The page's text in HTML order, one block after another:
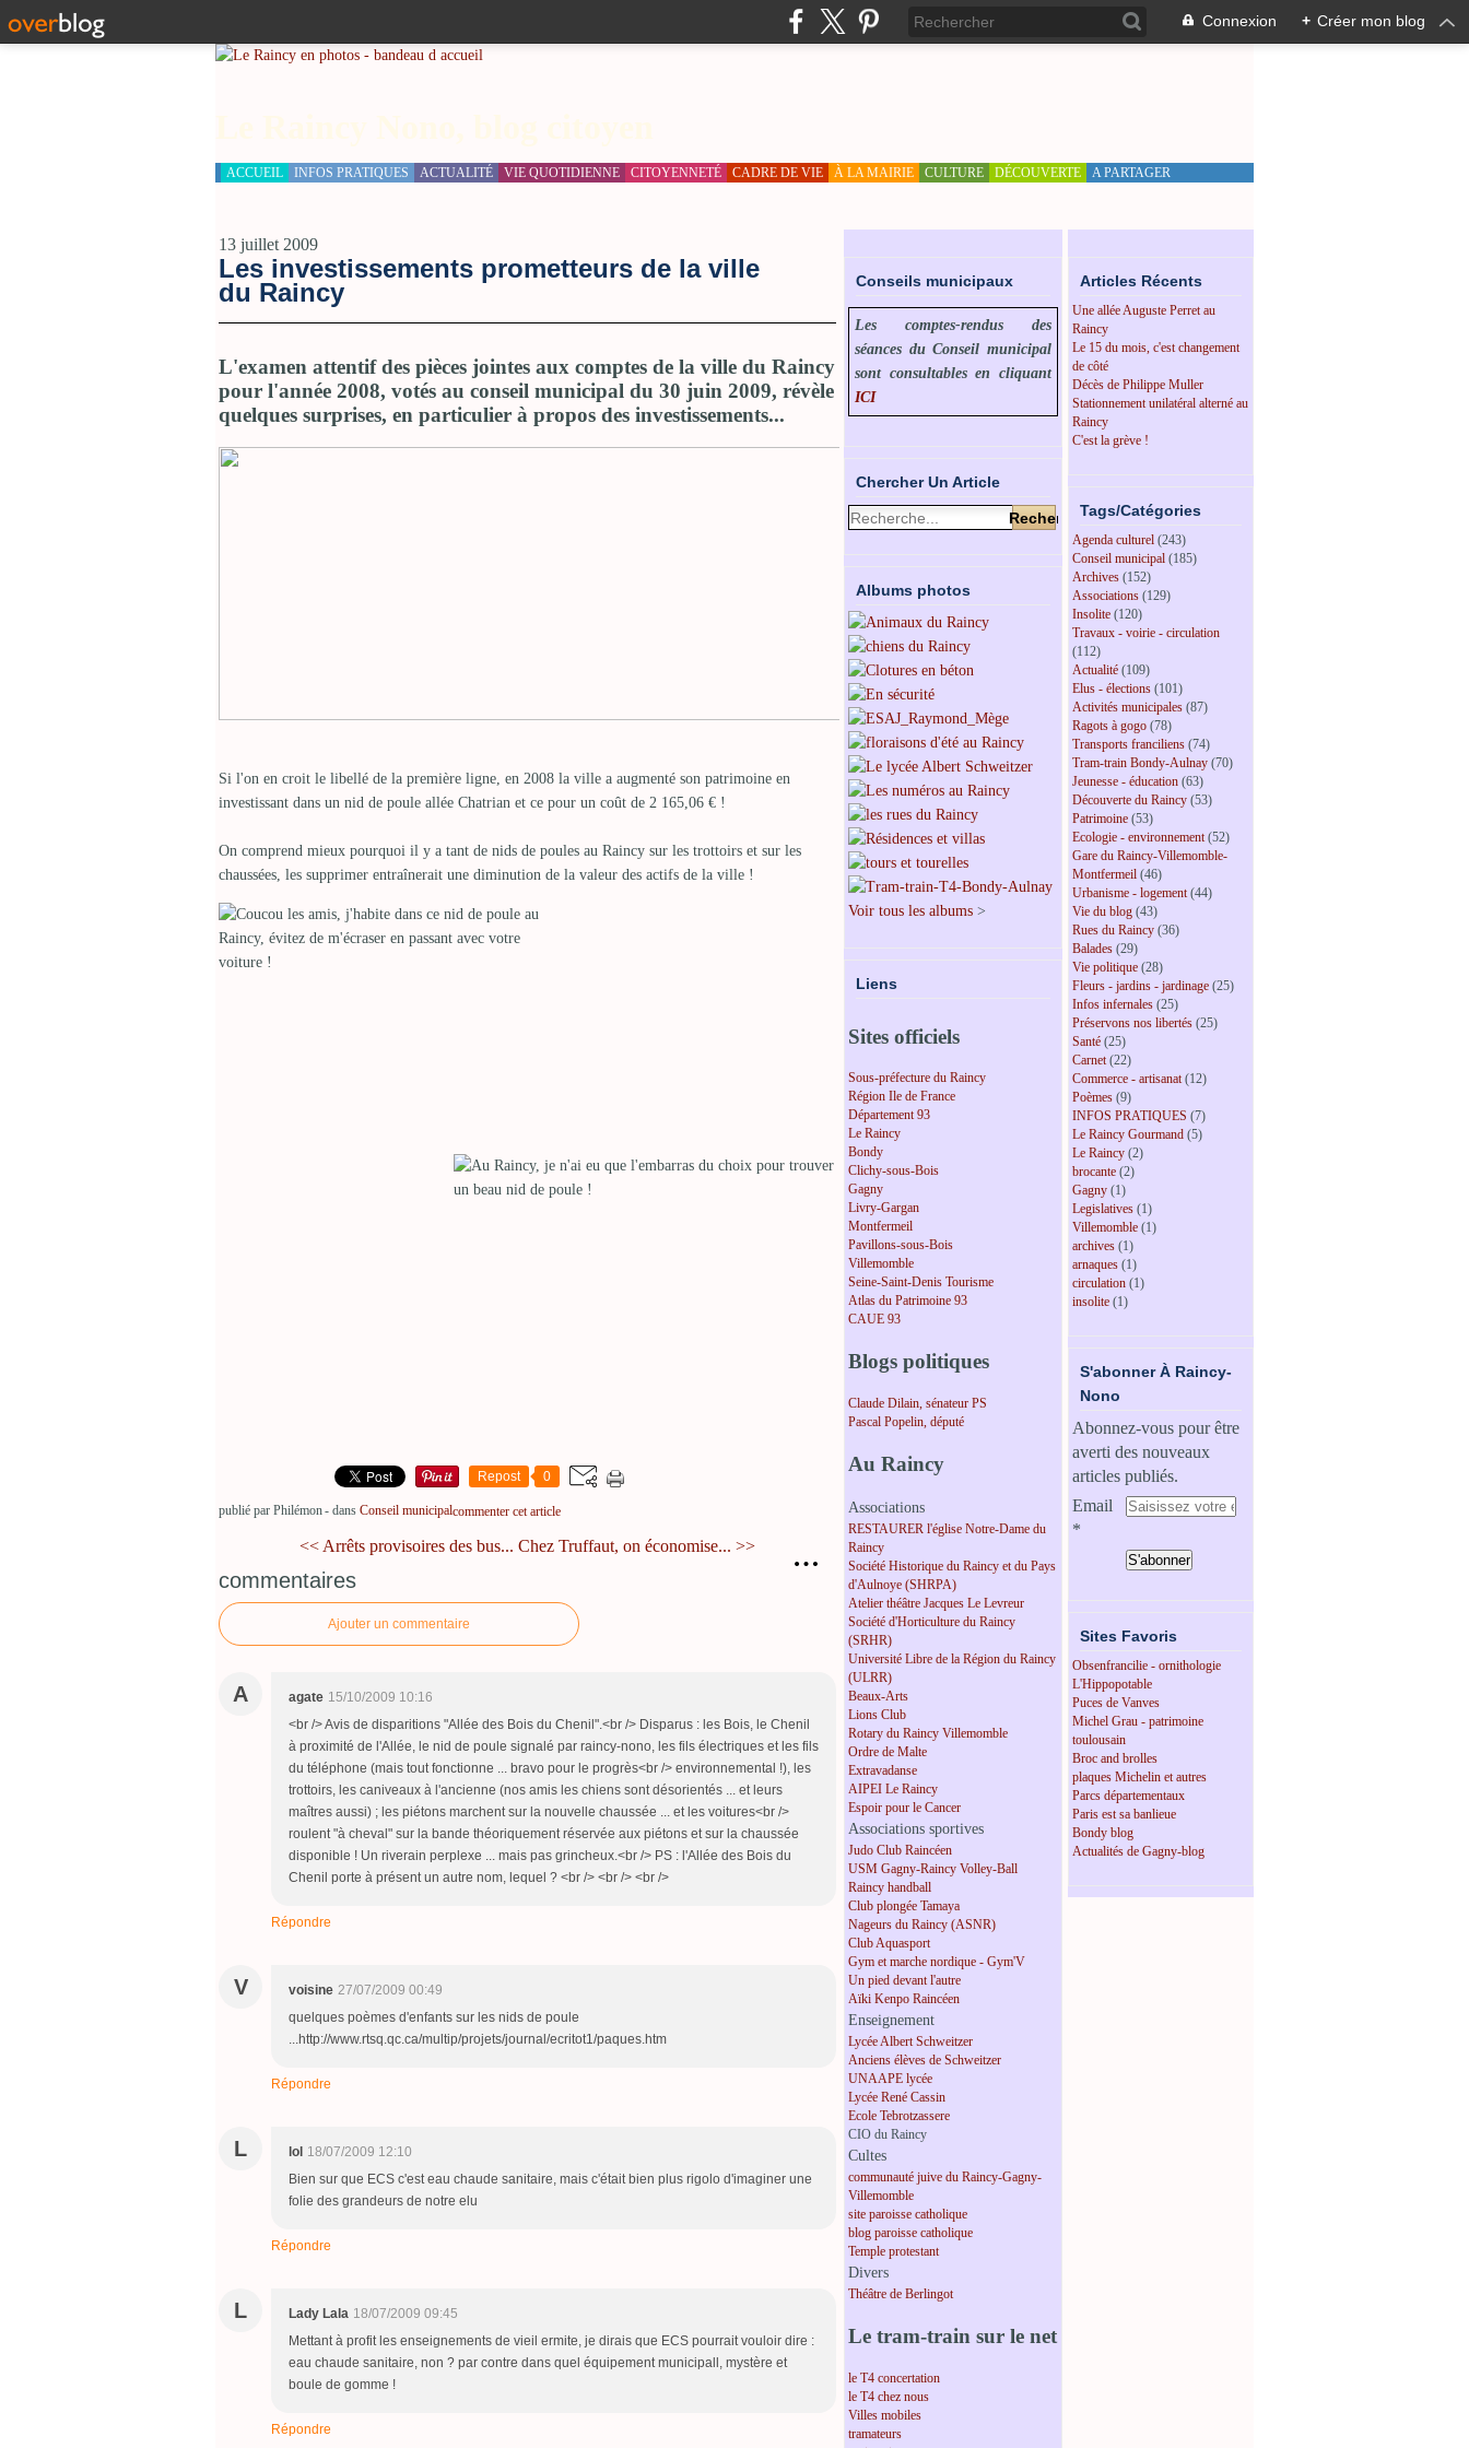
Connexion + Créer mon blog
ACCUEIL INFOS PRATIQUES ACTUALITÉ VIE QUOTIDIENNE CITOYENNETÉ CADRE DE VIE À LA MAIRIE CULTURE DÉCOUVERTE A PARTAGER
13 juillet 2009
Les investissements prometteurs de la ville
du Raincy
L'examen attentif des pièces jointes aux comptes de la ville du Raincy
pour l'année 2008, votés au conseil municipal du 30 juin 2009, révèle
quelques surprises, en particulier à propos des investissements...
Si l'on en croit le libellé de la première ligne, en 2008 la ville a augmenté son patrimoine en
investissant dans un nid de poule allée Chatrian et ce pour un coût de 2 165,06 € !
On comprend mieux pourquoi il y a tant de nids de poules au Raincy sur les trottoirs et sur les
chaussées, les supprimer entraînerait une diminution de la valeur des actifs de la ville !
Repost 0
publié par Philémon- dans Conseil municipalcommenter cet article
…
<< Arrêts provisoires des bus... Chez Truffaut, on économise... >>
commentaires
Ajouter un commentaire
A agate 15/10/2009 10:16
<br /> Avis de disparitions "Allée des Bois du Chenil".<br /> Disparus : les Bois, le Chenil
à proximité de l'Allée, le nid de poule signalé par raincy-nono, les fils électriques et les fils
du téléphone (mais tout fonctionne ... bravo pour le progrès<br /> environnemental !), les
trottoirs, les caniveaux à l'ancienne (nos amis les chiens sont désorientés ... et leurs
maîtres aussi) ; les piétons marchent sur la nouvelle chaussée ... et les voitures<br />
roulent "à cheval" sur la bande théoriquement réservée aux piétons et sur la chaussée
disponible ! Un riverain perplexe ... mais pas grincheux.<br /> PS : l'Allée des Bois du
Chenil porte à présent un autre nom, lequel ? <br /> <br /> <br />
Répondre
V voisine 27/07/2009 00:49
quelques poèmes d'enfants sur les nids de poule
...http://www.rtsq.qc.ca/multip/projets/journal/ecritot1/paques.htm
Répondre
L lol 18/07/2009 12:10
Bien sur que ECS c'est eau chaude sanitaire, mais c'était bien plus rigolo d'imaginer une
folie des grandeurs de notre elu
Répondre
L Lady Lala 18/07/2009 09:45
Mettant à profit les enseignements de vieil ermite, je dirais que ECS pourrait vouloir dire :
eau chaude sanitaire, non ? par contre dans quel équipement municipall, mystère et
boule de gomme !
Répondre
Conseils municipaux
Les comptes-rendus des
séances du Conseil municipal
sont consultables en cliquant
ICI
Chercher Un Article
Albums photos
Voir tous les albums >
Liens
Sites officiels
Sous-préfecture du Raincy
Région Ile de France
Département 93
Le Raincy
Bondy
Clichy-sous-Bois
Gagny
Livry-Gargan
Montfermeil
Pavillons-sous-Bois
Villemomble
Seine-Saint-Denis Tourisme
Atlas du Patrimoine 93
CAUE 93
Blogs politiques
Claude Dilain, sénateur PS
Pascal Popelin, député
Au Raincy
Associations
RESTAURER l'église Notre-Dame du
Raincy
Société Historique du Raincy et du Pays
d'Aulnoye (SHRPA)
Atelier théâtre Jacques Le Levreur
Société d'Horticulture du Raincy
(SRHR)
Université Libre de la Région du Raincy
(ULRR)
Beaux-Arts
Lions Club
Rotary du Raincy Villemomble
Ordre de Malte
Extravadanse
AIPEI Le Raincy
Espoir pour le Cancer
Associations sportives
Judo Club Raincéen
USM Gagny-Raincy Volley-Ball
Raincy handball
Club plongée Tamaya
Nageurs du Raincy (ASNR)
Club Aquasport
Gym et marche nordique - Gym'V
Un pied devant l'autre
Aïki Kenpo Raincéen
Enseignement
Lycée Albert Schweitzer
Anciens élèves de Schweitzer
UNAAPE lycée
Lycée René Cassin
Ecole Tebrotzassere
CIO du Raincy
Cultes
communauté juive du Raincy-Gagny-
Villemomble
site paroisse catholique
blog paroisse catholique
Temple protestant
Divers
Théâtre de Berlingot
Le tram-train sur le net
le T4 concertation
le T4 chez nous
Villes mobiles
tramateurs
Articles Récents
Une allée Auguste Perret au
Raincy
Le 15 du mois, c'est changement
de côté
Décès de Philippe Muller
Stationnement unilatéral alterné au
Raincy
C'est la grève !
Tags/Catégories
Agenda culturel (243)
Conseil municipal (185)
Archives (152)
Associations (129)
Insolite (120)
Travaux - voirie - circulation
(112)
Actualité (109)
Elus - élections (101)
Activités municipales (87)
Ragots à gogo (78)
Transports franciliens (74)
Tram-train Bondy-Aulnay (70)
Jeunesse - éducation (63)
Découverte du Raincy (53)
Patrimoine (53)
Ecologie - environnement(52)
Gare du Raincy-Villemomble-
Montfermeil (46)
Urbanisme - logement(44)
Vie du blog (43)
Rues du Raincy (36)
Balades (29)
Vie politique (28)
Fleurs - jardins - jardinage (25)
Infos infernales (25)
Préservons nos libertés (25)
Santé (25)
Carnet(22)
Commerce - artisanat(12)
Poèmes (9)
INFOS PRATIQUES (7)
Le Raincy Gourmand (5)
Le Raincy (2)
brocante (2)
Gagny (1)
Legislatives (1)
Villemomble (1)
archives (1)
arnaques (1)
circulation (1)
insolite (1)
S'abonner À Raincy-
Nono
Abonnez-vous pour être
averti des nouveaux
articles publiés.
Email
Sites Favoris
Obsenfrancilie - ornithologie
L'Hippopotable
Puces de Vanves
Michel Grau - patrimoine
toulousain
Broc and brolles
plaques Michelin et autres
Parcs départementaux
Paris est sa banlieue
Bondy blog
Actualités de Gagny-blog